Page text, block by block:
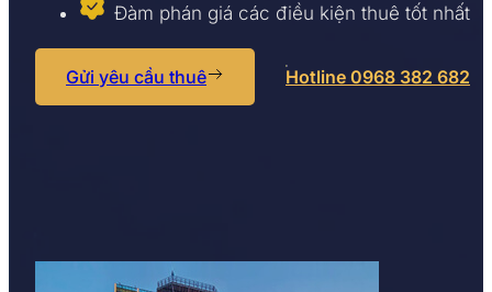
Đàm phán giá các điều kiện thuê tốt nhất
Gửi yêu cầu thuê Hotline 0968 382 682